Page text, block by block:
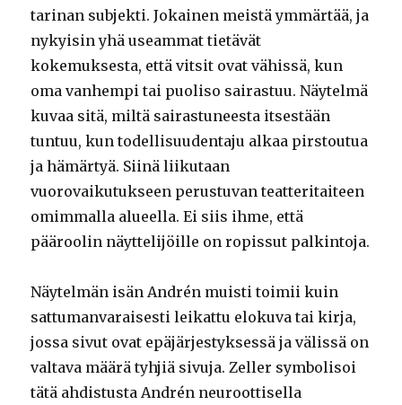
tarinan subjekti. Jokainen meistä ymmärtää, ja
nykyisin yhä useammat tietävät
kokemuksesta, että vitsit ovat vähissä, kun
oma vanhempi tai puoliso sairastuu. Näytelmä
kuvaa sitä, miltä sairastuneesta itsestään
tuntuu, kun todellisuudentaju alkaa pirstoutua
ja hämärtyä. Siinä liikutaan
vuorovaikutukseen perustuvan teatteritaiteen
omimmalla alueella. Ei siis ihme, että
pääroolin näyttelijöille on ropissut palkintoja.
Näytelmän isän Andrén muisti toimii kuin
sattumanvaraisesti leikattu elokuva tai kirja,
jossa sivut ovat epäjärjestyksessä ja välissä on
valtava määrä tyhjiä sivuja. Zeller symbolisoi
tätä ahdistusta Andrén neuroottisella